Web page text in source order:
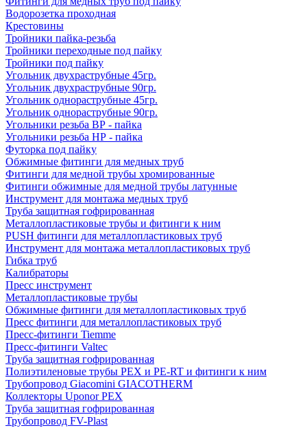
Водорозетка проходная
Крестовины
Тройники пайка-резьба
Тройники переходные под пайку
Тройники под пайку
Угольник двухраструбные 45гр.
Угольник двухраструбные 90гр.
Угольник однораструбные 45гр.
Угольник однораструбные 90гр.
Угольники резьба ВР - пайка
Угольники резьба НР - пайка
Футорка под пайку
Обжимные фитинги для медных труб
Фитинги для медной трубы хромированные
Фитинги обжимные для медной трубы латунные
Инструмент для монтажа медных труб
Труба защитная гофрированная
Металлопластиковые трубы и фитинги к ним
PUSH фитинги для металлопластиковых труб
Инструмент для монтажа металлопластиковых труб
Гибка труб
Калибраторы
Пресс инструмент
Металлопластиковые трубы
Обжимные фитинги для металлопластиковых труб
Пресс фитинги для металлопластиковых труб
Пресс-фитинги Tiemme
Пресс-фитинги Valtec
Труба защитная гофрированная
Полиэтиленовые трубы PEX и PE-RT и фитинги к ним
Трубопровод Giacomini GIACOTHERM
Коллекторы Uponor PEX
Труба защитная гофрированная
Трубопровод FV-Plast